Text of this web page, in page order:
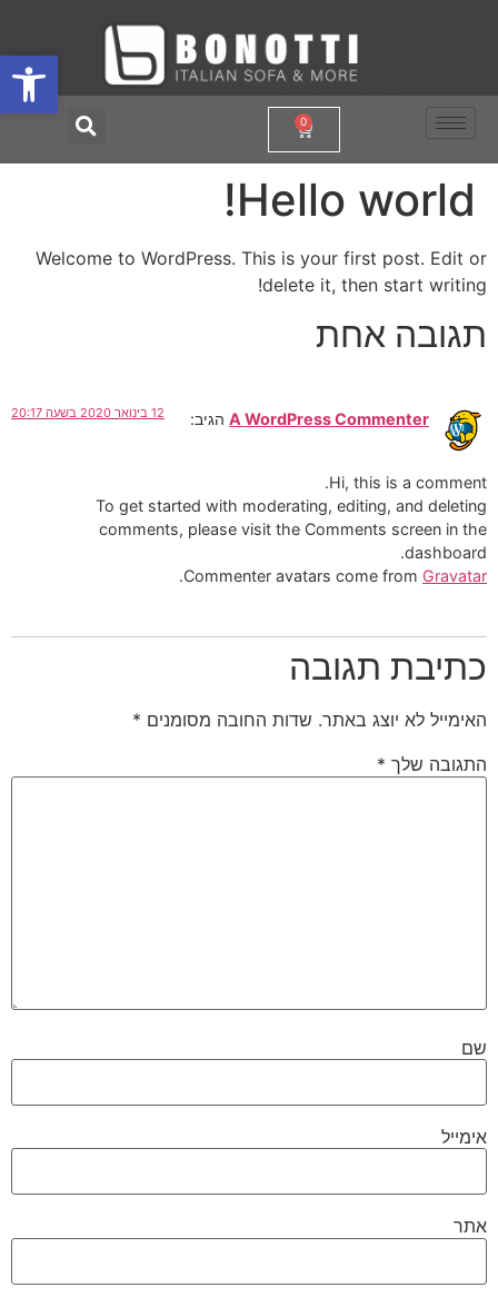
פתח
0
Hello world!
Welcome to WordPress. This is your first post. Edit or
delete it, then start writing!
תגובה אחת
A WordPress Commenter הגיב: 12 בינואר 2020 בשעה 20:17
Hi, this is a comment.
To get started with moderating, editing, and deleting
comments, please visit the Comments screen in the
dashboard.
Commenter avatars come from Gravatar
.
כתיבת תגובה
האימייל לא יוצג באתר. שדות החובה מסומנים *
התגובה שלך *
שם
אימייל
אתר